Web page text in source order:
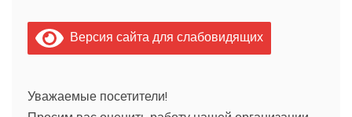
Версия сайта для слабовидящих
Уважаемые посетители!